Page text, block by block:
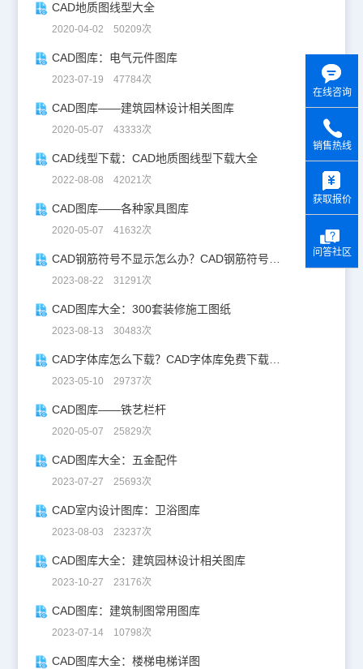
CAD地质图线型大全
2020-04-02 50209次
CAD图库：电气元件图库
2023-07-19 47784次
CAD图库——建筑园林设计相关图库
2020-05-07 43333次
CAD线型下载：CAD地质图线型下载大全
2022-08-08 42021次
CAD图库——各种家具图库
2020-05-07 41632次
CAD钢筋符号不显示怎么办？CAD钢筋符号字体下载
2023-08-22 31291次
CAD图库大全：300套装修施工图纸
2023-08-13 30483次
CAD字体库怎么下载？CAD字体库免费下载攻略
2023-05-10 29737次
CAD图库——铁艺栏杆
2020-05-07 25829次
CAD图库大全：五金配件
2023-07-27 25693次
CAD室内设计图库：卫浴图库
2023-08-03 23237次
CAD图库大全：建筑园林设计相关图库
2023-10-27 23176次
CAD图库：建筑制图常用图库
2023-07-14 10798次
CAD图库大全：楼梯电梯详图
在线咨询
销售热线
获取报价
问答社区